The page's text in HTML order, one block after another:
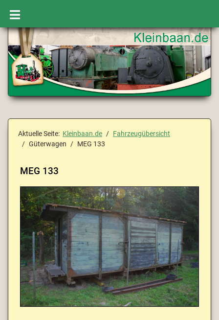
Aktuelle Seite: Kleinbaan.de
Fahrzeugübersicht
Güterwagen
MEG 133
MEG 133